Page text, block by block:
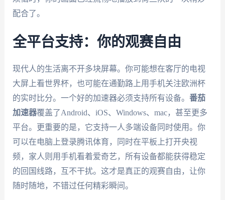
配合了。
全平台支持：你的观赛自由
现代人的生活离不开多块屏幕。你可能想在客厅的电视
大屏上看世界杯，也可能在通勤路上用手机关注欧洲杯
的实时比分。一个好的加速器必须支持所有设备。 番茄
加速器覆盖了Android、iOS、Windows、mac，甚至更多
平台。更重要的是，它支持一人多端设备同时使用。你
可以在电脑上登录腾讯体育，同时在平板上打开央视
频，家人则用手机看着爱奇艺，所有设备都能获得稳定
的回国线路，互不干扰。这才是真正的观赛自由，让你
随时随地，不错过任何精彩瞬间。